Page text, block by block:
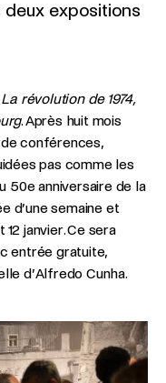
deux expositions
La révolution de 1974,
. Après huit mois
conférences,
pas comme les
50e anniversaire de la
d’une semaine et
janvier. Ce sera
entrée gratuite,
d’Alfredo Cunha.